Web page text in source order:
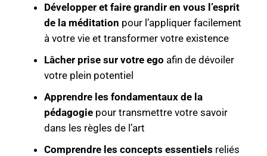
Développer et faire grandir en vous l’esprit
de la méditation pour l’appliquer facilement
à votre vie et transformer votre existence
Lâcher prise sur votre ego afin de dévoiler
votre plein potentiel
Apprendre les fondamentaux de la
pédagogie pour transmettre votre savoir
dans les règles de l’art
Comprendre les concepts essentiels reliés